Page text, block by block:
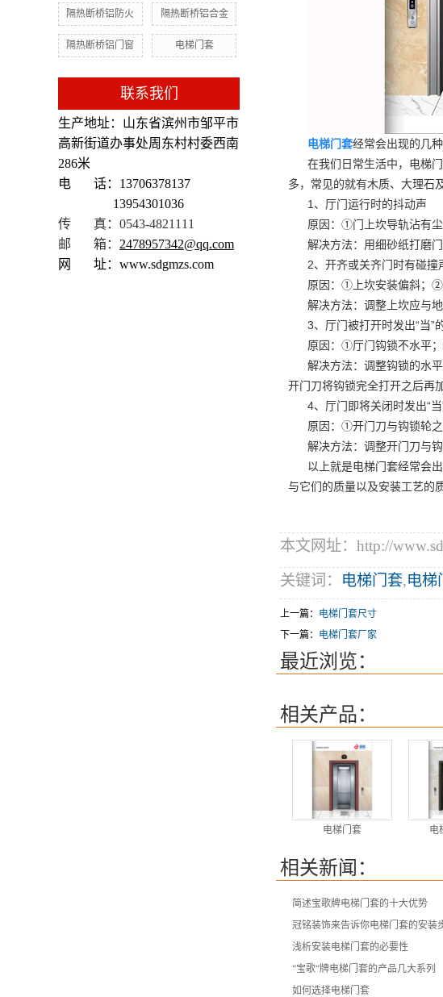
隔热断桥铝防火 隔热断桥铝合金
隔热断桥铝门窗 电梯门套
联系我们
生产地址：山东省滨州市邹平市
高新街道办事处周东村村委西南
286米
电 话：13706378137
13954301036
传 真：0543-4821111
邮 箱： 2478957342@qq.com
网 址：www.sdgmzs.com
电梯门套经常会出现的几
在我们日常生活中，电梯
多，常见的就有木质、大理石
1、厅门运行时的抖动声
原因：①门上坎导轨沾有
解决方法：用细砂纸打磨
2、开齐或关齐门时有碰撞
原因：①上坎安装偏斜；②
解决方法：调整上坎应与
3、厅门被打开时发出“当”
原因：①厅门钩锁不水平
解决方法：调整钩锁的水
开门刀将钩锁完全打开之后再
4、厅门即将关闭时发出“
原因：①开门刀与钩锁轮
解决方法：调整开门刀与
以上就是电梯门套经常会
与它们的质量以及安装工艺的
本文网址：http://
关键词： 电梯门套,电梯
上一篇： 电梯门套尺寸
下一篇： 电梯门套厂家
最近浏览：
相关产品：
电梯门套 电
相关新闻：
简述宝歌牌电梯门套的十大优势
冠铭装饰来告诉你电梯门套的安装
浅析安装电梯门套的必要性
“宝歌“牌电梯门套的产品几大系列
如何选择电梯门套